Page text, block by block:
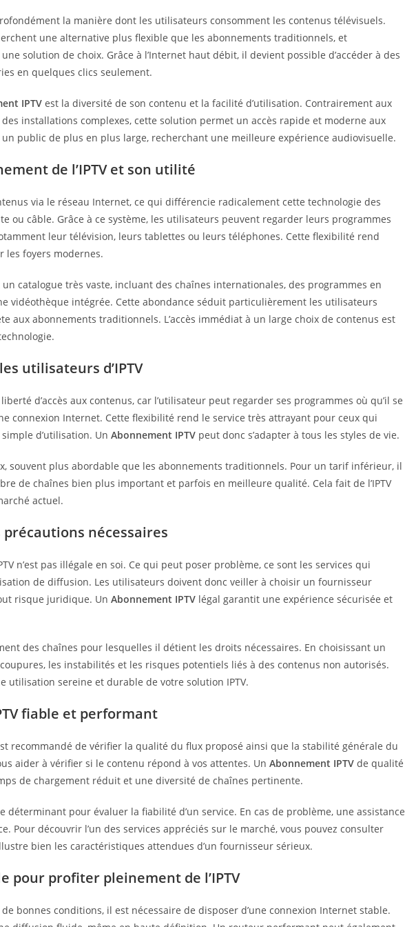
la manière dont les utilisateurs consomment les contenus télévisuels.
une alternative plus flexible que les abonnements traditionnels, et
une solution de choix. Grâce à l’Internet haut débit, il devient possible d’accéder à des
en quelques clics seulement.
IPTV est la diversité de son contenu et la facilité d’utilisation. Contrairement aux
installations complexes, cette solution permet un accès rapide et moderne aux
public de plus en plus large, recherchant une meilleure expérience audiovisuelle.
de l’IPTV et son utilité
via le réseau Internet, ce qui différencie radicalement cette technologie des
ou câble. Grâce à ce système, les utilisateurs peuvent regarder leurs programmes
leur télévision, leurs tablettes ou leurs téléphones. Cette flexibilité rend
les foyers modernes.
catalogue très vaste, incluant des chaînes internationales, des programmes en
vidéothèque intégrée. Cette abondance séduit particulièrement les utilisateurs
aux abonnements traditionnels. L’accès immédiat à un large choix de contenus est
utilisateurs d’IPTV
d’accès aux contenus, car l’utilisateur peut regarder ses programmes où qu’il se
connexion Internet. Cette flexibilité rend le service très attrayant pour ceux qui
d’utilisation. Un Abonnement IPTV peut donc s’adapter à tous les styles de vie.
souvent plus abordable que les abonnements traditionnels. Pour un tarif inférieur, il
de chaînes bien plus important et parfois en meilleure qualité. Cela fait de l’IPTV
actuel.
précautions nécessaires
n’est pas illégale en soi. Ce qui peut poser problème, ce sont les services qui
de diffusion. Les utilisateurs doivent donc veiller à choisir un fournisseur
risque juridique. Un Abonnement IPTV légal garantit une expérience sécurisée et
des chaînes pour lesquelles il détient les droits nécessaires. En choisissant un
les instabilités et les risques potentiels liés à des contenus non autorisés.
utilisation sereine et durable de votre solution IPTV.
fiable et performant
recommandé de vérifier la qualité du flux proposé ainsi que la stabilité générale du
aider à vérifier si le contenu répond à vos attentes. Un Abonnement IPTV de qualité
de chargement réduit et une diversité de chaînes pertinente.
pour évaluer la fiabilité d’un service. En cas de problème, une assistance
Pour découvrir l’un des services appréciés sur le marché, vous pouvez consulter
bien les caractéristiques attendues d’un fournisseur sérieux.
pour profiter pleinement de l’IPTV
de bonnes conditions, il est nécessaire de disposer d’une connexion Internet stable.